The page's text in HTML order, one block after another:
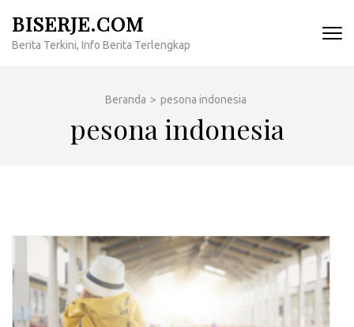
konten
BISERJE.COM
Berita Terkini, Info Berita Terlengkap
Beranda > pesona indonesia
pesona indonesia